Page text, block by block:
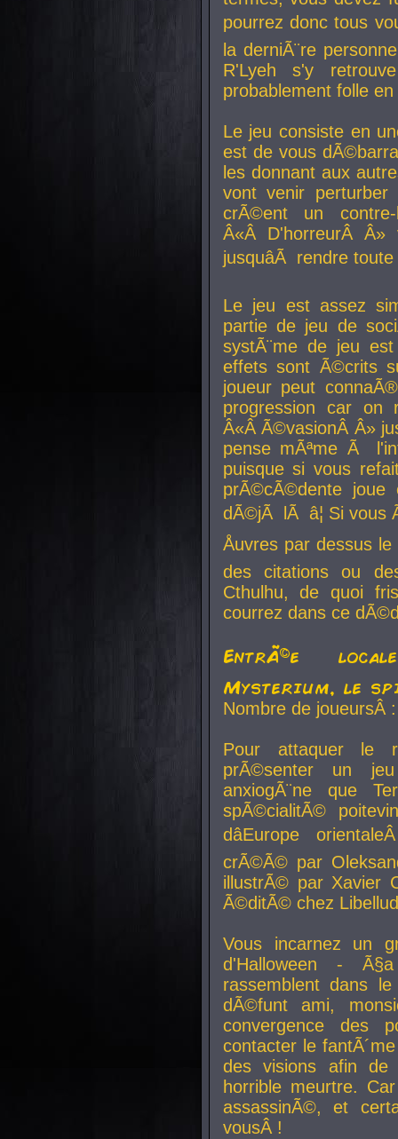
pourrez donc tous
la derniÃ¨re
R'Lyeh s'y
probablement folle
Le jeu consiste en
est de vous
les donnant aux
vont venir perturber
crÃ©ent un
Â«Â D'horreurÂ
jusquâÃ rendre
Le jeu est assez
partie de jeu de
systÃ¨me de jeu
effets sont Ã©crits
joueur peut
progression car
Â«Â Ã©vasionÂ Â»
pense mÃªme Ã
puisque si vous
prÃ©cÃ©dente
dÃ©jÃ lÃ â¦ Si vous
Åuvres par dessus
des citations ou
Cthulhu, de quoi
courrez dans ce
EntrÃ©e
Mysterium, le
Nombre de
Pour attaquer le
prÃ©senter un
anxiogÃ¨ne que
spÃ©cialitÃ©
dâEurope
crÃ©Ã© par
illustrÃ© par Xavier
Ã©ditÃ© chez
Vous incarnez un
d'Halloween -
rassemblent dans
dÃ©funt ami,
convergence des
contacter le
des visions afin
horrible meurtre.
assassinÃ©, et
vousÂ !